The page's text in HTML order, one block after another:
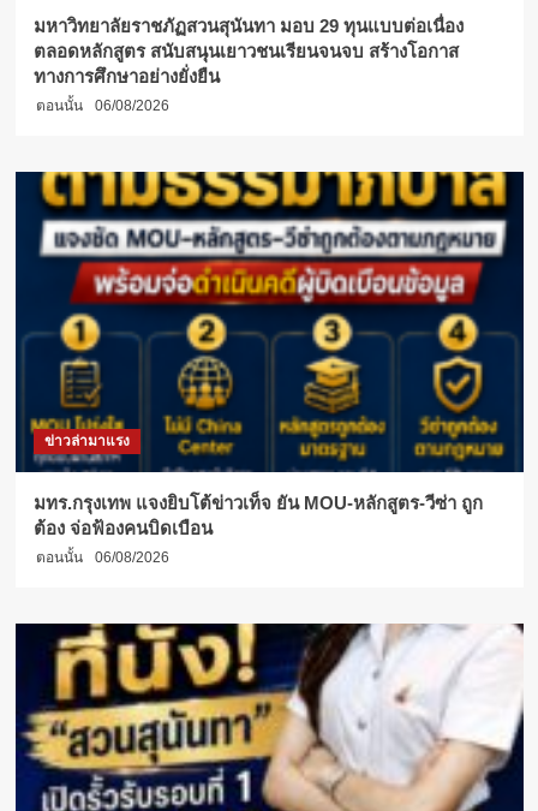
มหาวิทยาลัยราชภัฏสวนสุนันทา มอบ 29 ทุนแบบต่อเนื่อง
ตลอดหลักสูตร สนับสนุนเยาวชนเรียนจนจบ สร้างโอกาส
ทางการศึกษาอย่างยั่งยืน
ตอนนั้น 06/08/2026
ข่าวล่ามาแรง
มทร.กรุงเทพ แจงยิบโต้ข่าวเท็จ ยัน MOU-หลักสูตร-วีซ่า ถูก
ต้อง จ่อฟ้องคนบิดเบือน
ตอนนั้น 06/08/2026